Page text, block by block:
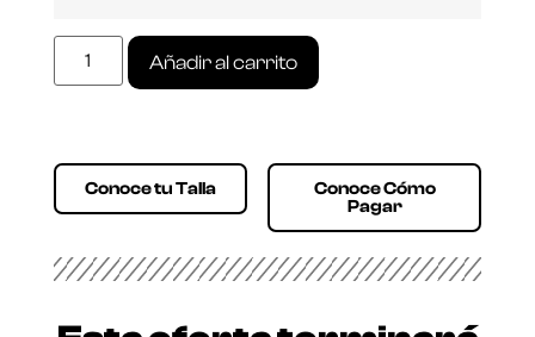
Añadir al carrito
Conoce tu Talla
Conoce Cómo
Pagar